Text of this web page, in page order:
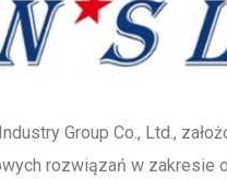
Group Co., Ltd.,
rozwiązań w zakresie